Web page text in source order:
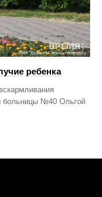
ребенка
больницы №40 Ольгой